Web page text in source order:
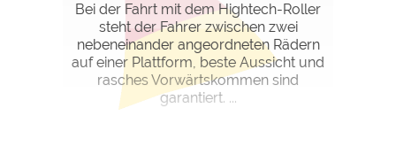
Bei der Fahrt mit dem Hightech-Roller
steht der Fahrer zwischen zwei
nebeneinander angeordneten Rädern
auf einer Plattform, beste Aussicht und
rasches Vorwärtskommen sind
garantiert. ...